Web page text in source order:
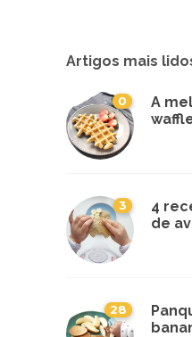
Artigos mais
0
A
3
4
de
28